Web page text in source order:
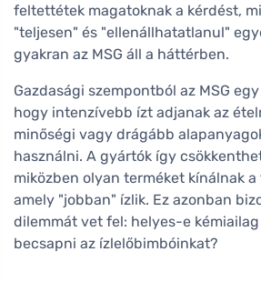
feltettétek magatoknak a kérdést,
"teljesen" és "ellenállhatatlanul"
gyakran az MSG áll a háttérben.
Gazdasági szempontból az MSG
hogy intenzívebb ízt adjanak az
minőségi vagy drágább
használni. A gyártók így
miközben olyan terméket kínálnak
amely "jobban" ízlik. Ez azonban
dilemmát vet fel: helyes-e
becsapni az ízlelőbimbóinkat?